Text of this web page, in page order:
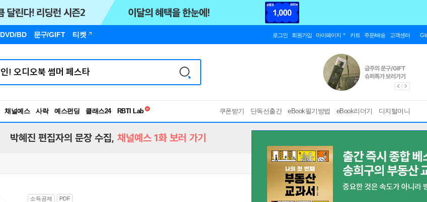
DVD/BD 문구/GIFT 티켓 로그인 회원가입 마이페이지 카트 주문/배송 고객센터
채널예스 사락 예스펀딩 클래스24
독서유형검사
쿠폰받기 단독선출간 eBook필기방법 eBook리더기 디지털머니
박혜진 편집자의 문장 수집, 채널예스 1화 보러 가기
소득공제 PDF